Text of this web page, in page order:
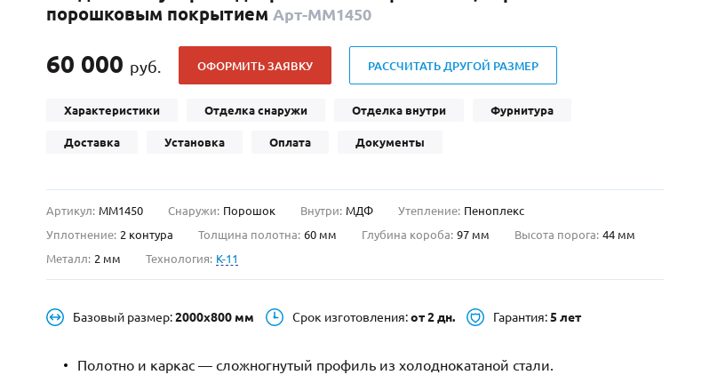
С отбойником(91)
С импостами (73)
С витражами (11)
В современном стиле
С фрамугой(265)
4-го класса защиты (499)
Полуторапольные
порошковым покрытием Арт-ММ1450
60 000 руб. ОФОРМИТЬ ЗАЯВКУ РАССЧИТАТЬ ДРУГОЙ РАЗМЕР
Характеристики Отделка снаружи Отделка внутри Фурнитура
Доставка Установка Оплата Документы
Артикул: ММ1450 Снаружи: Порошок Внутри: МДФ Утепление: Пеноплекс
Уплотнение: 2 контура Толщина полотна: 60 мм Глубина короба: 97 мм Высота порога: 44 мм
Металл: 2 мм Технология: K-11
Базовый размер:2000х800 мм Срок изготовления:от 2 дн. Гарантия:5 лет
Полотно и каркас — сложногнутый профиль из холоднокатаной стали.